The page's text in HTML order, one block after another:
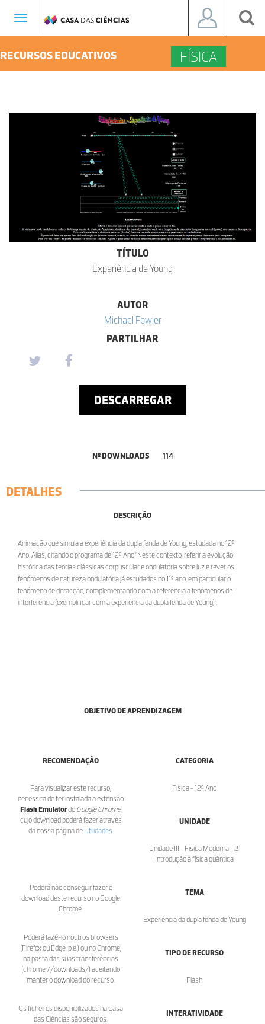
Toggle
RECURSOS EDUCATIVOS FÍSICA
TÍTULO
Experiência de Young
AUTOR
Michael Fowler
PARTILHAR
DESCARREGAR
Nº DOWNLOADS 114
DETALHES
DESCRIÇÃO
Animação que simula a experiência da dupla fenda de Young, estudada no 12º
Ano. Aliás, citando o programa de 12º Ano "Neste contexto, referir a evolução
histórica das teorias clássicas corpuscular e ondulatória sobre luz e rever os
fenómenos de natureza ondulatória já estudados no 11º ano, em particular o
fenómeno de difracção, complementando com a referência a fenómenos de
interferência (exemplificar com a experiência da dupla fenda de Young)".
OBJETIVO DE APRENDIZAGEM
RECOMENDAÇÃO
Para visualizar este recurso,
necessita de ter instalada a extensão
Flash Emulatordo Google Chrome,
cujo download poderá fazer através
da nossa página de Utilidades
Poderá não conseguir fazer o
download deste recurso no Google
Chrome.
Poderá fazê-lo noutros browsers
(Firefox ou Edge, p.e.) ou no Chrome,
na pasta das suas transferências
(chrome://downloads/) aceitando
manter o download do recurso.
Os ficheiros disponibilizados na Casa
das Ciências são seguros.
CATEGORIA
Física - 12º Ano
UNIDADE
Unidade III - Física Moderna - 2.
Introdução à física quântica
TEMA
Experiência da dupla fenda de Young
TIPO DE RECURSO
Flash
INTERATIVIDADE